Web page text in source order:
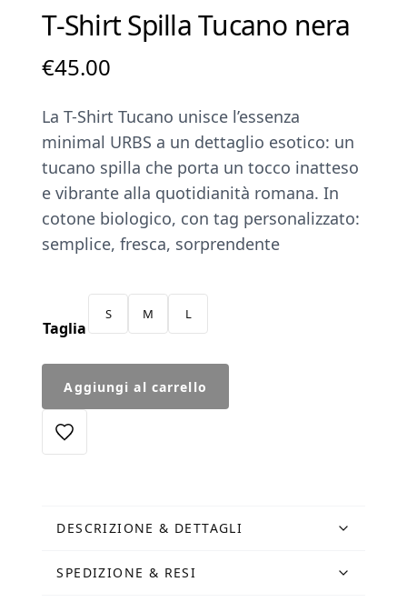
T-Shirt Spilla Tucano nera
€45.00
La T-Shirt Tucano unisce l’essenza
minimal URBS a un dettaglio esotico: un
tucano spilla che porta un tocco inatteso
e vibrante alla quotidianità romana. In
cotone biologico, con tag personalizzato:
semplice, fresca, sorprendente
Taglia
S M L
Shirt
Spilla
Tucano
nera
Aggiungi al carrello
DESCRIZIONE & DETTAGLI
SPEDIZIONE & RESI